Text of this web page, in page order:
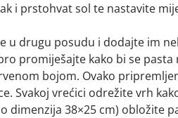
i prstohvat sol te nastavite
u drugu posudu i dodajte im
promiješajte kako bi se
bojom. Ovako
Svakoj vrećici odrežite vrh
dimenzija 38×25 cm) obložite